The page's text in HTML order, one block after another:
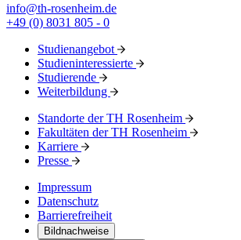
info@th-rosenheim.de
+49 (0) 8031 805 - 0
Studienangebot
Studieninteressierte
Studierende
Weiterbildung
Standorte der TH Rosenheim
Fakultäten der TH Rosenheim
Karriere
Presse
Impressum
Datenschutz
Barrierefreiheit
Bildnachweise